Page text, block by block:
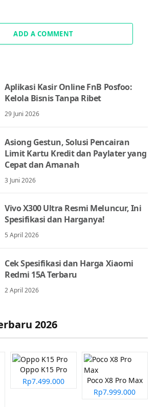
ADD A COMMENT
Aplikasi Kasir Online FnB Posfoo:
Kelola Bisnis Tanpa Ribet
29 Juni 2026
Asiong Gestun, Solusi Pencairan
Limit Kartu Kredit dan Paylater yang
Cepat dan Amanah
3 Juni 2026
Vivo X300 Ultra Resmi Meluncur, Ini
Spesifikasi dan Harganya!
5 April 2026
Cek Spesifikasi dan Harga Xiaomi
Redmi 15A Terbaru
2 April 2026
2026
Oppo K15 Pro
Rp7.499.000
Poco X8 Pro Max
Rp7.999.000